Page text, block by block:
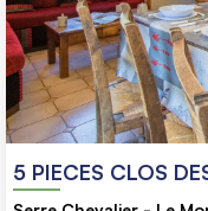
5 PIECES CLOS